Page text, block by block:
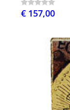
€ 157,00